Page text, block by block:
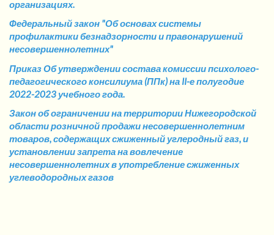
организациях.
Федеральный закон "Об основах системы
профилактики безнадзорности и правонарушений
несовершеннолетних"
Приказ Об утверждении состава комиссии психолого-
педагогического консилиума (ППк) на II-е полугодие
2022-2023 учебного года.
Закон об ограничении на территории Нижегородской
области розничной продажи несовершеннолетним
товаров, содержащих сжиженный углеродный газ, и
установлении запрета на вовлечение
несовершеннолетних в употребление сжиженных
углеводородных газов